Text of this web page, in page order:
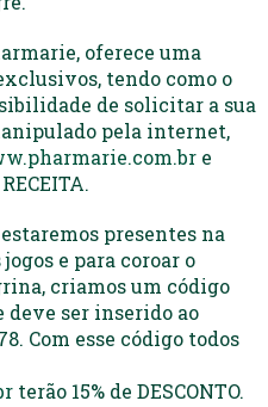
oferece uma
tendo como o
de solicitar a sua
pela internet,
e
presentes na
e para coroar o
criamos um código
ser inserido ao
Com esse código todos
terão 15% de DESCONTO.